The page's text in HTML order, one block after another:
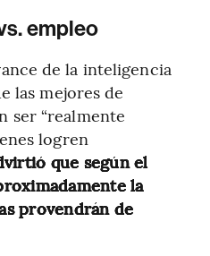
empleo
de la inteligencia
las mejores de
ser “realmente
logren
que según el
la
provendrán de